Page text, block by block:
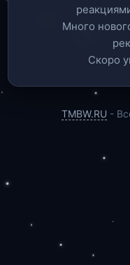
Много
Скоро
TMBW.RU -